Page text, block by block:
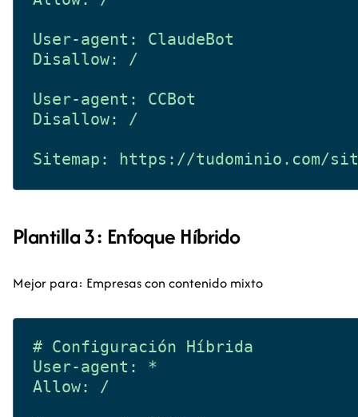
User-agent: ClaudeBot
Disallow: /
User-agent: CCBot
Disallow: /
Plantilla 3: Enfoque Híbrido
Mejor para: Empresas con contenido mixto
# Configuración Híbrida
User-agent: *
Allow: /